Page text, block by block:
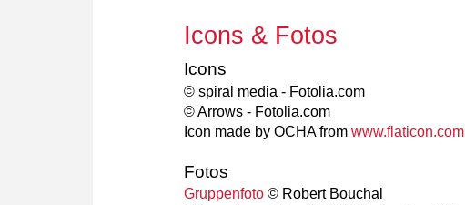
Icons & Fotos
Icons
© spiral media - Fotolia.com
© Arrows - Fotolia.com
Icon made by OCHA from www.flaticon.com
Fotos
Gruppenfoto © Robert Bouchal